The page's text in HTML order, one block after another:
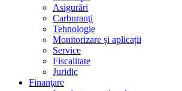
Asigurări
Carburanţi
Tehnologie
Monitorizare și aplicații
Service
Fiscalitate
Juridic
Finanţare